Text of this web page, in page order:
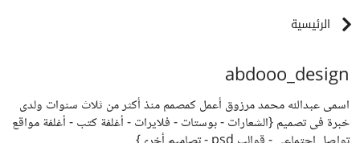
الرئيسية
abdooo_design
اسمى عبدالله محمد مرزوق أعمل كمصمم منذ أكثر من ثلاث سنوات ولدى
خبرة فى تصميم {الشعارات - بوستات - فلايرات - أغلفة كتب - أغلفة مواقع